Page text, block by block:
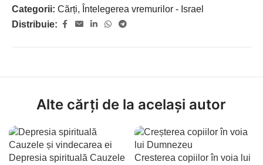
Categorii: Cărți, Întelegerea vremurilor - Israel
Distribuie:
Alte cărți de la același autor
Depresia spirituală Cauzele
Cresterea copiilor în voia lui